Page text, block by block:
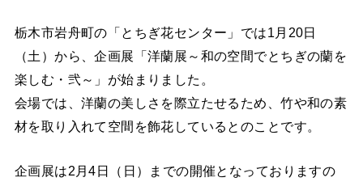
栃木市岩舟町の「とちぎ花センター」では1月20日
（土）から、企画展「洋蘭展～和の空間でとちぎの蘭を
楽しむ・弐～」が始まりました。
会場では、洋蘭の美しさを際立たせるため、竹や和の素
材を取り入れて空間を飾花しているとのことです。
企画展は2月4日（日）までの開催となっておりますの